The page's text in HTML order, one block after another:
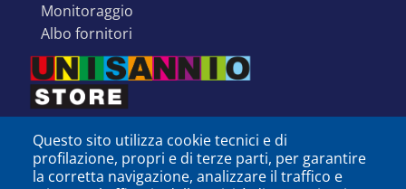
monitoraggio
albo fornitori
Questo sito utilizza cookie tecnici e di
profilazione, propri e di terze parti, per garantire
la corretta navigazione, analizzare il traffico e